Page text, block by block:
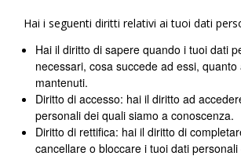
Hai i seguenti diritti relativi ai tuoi dati
Hai il diritto di sapere quando i tuoi dati
necessari, cosa succede ad essi,
mantenuti.
Diritto di accesso: hai il diritto ad
personali dei quali siamo a conoscenza.
Diritto di rettifica: hai il diritto di
cancellare o bloccare i tuoi dati